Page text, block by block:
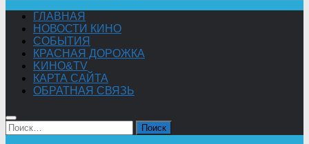
ГЛАВНАЯ
НОВОСТИ КИНО
СОБЫТИЯ
КРАСНАЯ ДОРОЖКА
KИНО&TV
КАРТА САЙТА
ОБРАТНАЯ СВЯЗЬ
Найти: